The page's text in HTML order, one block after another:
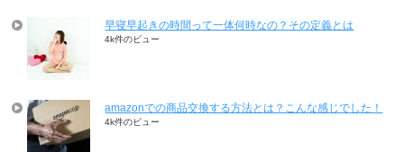
早寝早起きの時間って一体何時なの？その定義とは
4k件のビュー
amazonでの商品交換する方法とは？こんな感じでした！
4k件のビュー